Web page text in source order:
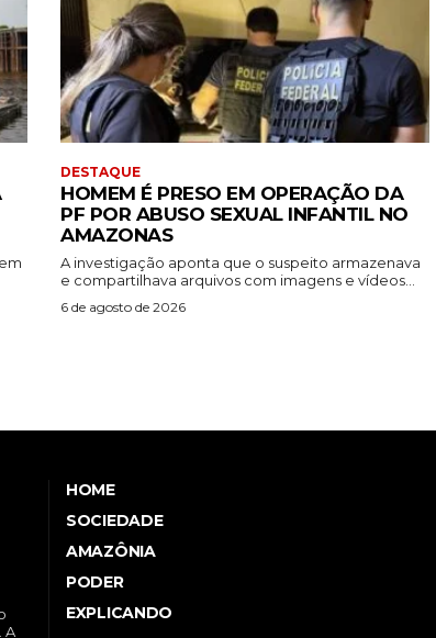
DESTAQUE
HOMEM É PRESO EM OPERAÇÃO DA
PF POR ABUSO SEXUAL INFANTIL NO
AMAZONAS
A investigação aponta que o suspeito armazenava
e compartilhava arquivos com imagens e vídeos...
6 de agosto de 2026
A
HOME
SOCIEDADE
AMAZÔNIA
PODER
EXPLICANDO